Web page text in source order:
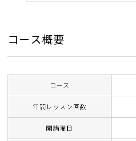
コース概要
コース
年間レッスン回数
開講曜日